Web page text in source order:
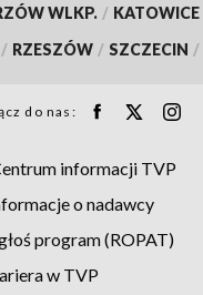
WLKP. / KATOWICE
/ RZESZÓW / SZCZECIN /
do nas:
informacji TVP
o nadawcy
program (ROPAT)
w TVP